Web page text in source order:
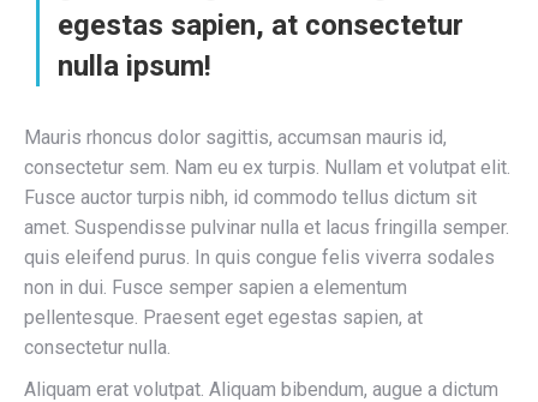
egestas sapien, at consectetur
nulla ipsum!
Mauris rhoncus dolor sagittis, accumsan mauris id,
consectetur sem. Nam eu ex turpis. Nullam et volutpat elit.
Fusce auctor turpis nibh, id commodo tellus dictum sit
amet. Suspendisse pulvinar nulla et lacus fringilla semper.
quis eleifend purus. In quis congue felis viverra sodales
non in dui. Fusce semper sapien a elementum
pellentesque. Praesent eget egestas sapien, at
consectetur nulla.
Aliquam erat volutpat. Aliquam bibendum, augue a dictum